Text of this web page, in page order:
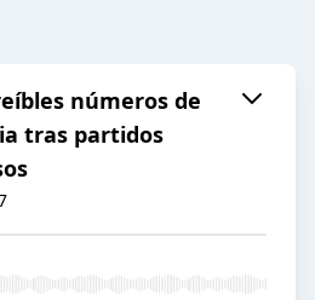
números de
tras partidos